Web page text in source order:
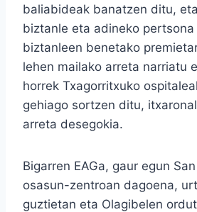
baliabideak banatzen ditu,
biztanle eta adineko
biztanleen benetako
lehen mailako arreta narriatu
horrek Txagorritxuko
gehiago sortzen ditu,
arreta desegokia.
Bigarren EAGa, gaur egun
osasun-zentroan dagoena,
guztietan eta Olagibelen